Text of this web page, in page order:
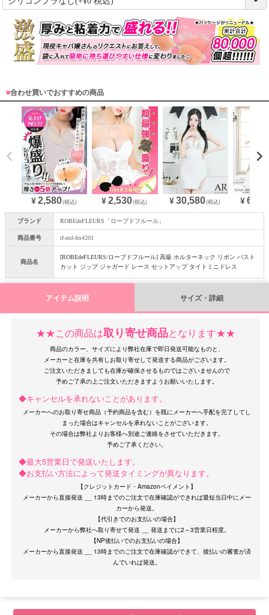
OriginalBrand
)
■合わせ買いでおすすめの商品
¥ 2,580(税込) ¥ 2,530(税込) ¥ 30,580(税込) ¥
ブランド ROBEdeFLEURS「ローブドフルール」
商品番号 rf-md-fm4201
商品名
[ROBEdeFLEURS/ローブドフルール] 高級 ホルターネック リボン バスト
カット ジップ ジャガード レース セットアップ タイトミニドレス
アイテム説明 サイズ・詳細
★★この商品は取り寄せ商品となります★★
商品のカラー、サイズにより弊社在庫で即日発送可能なものと、
メーカーと在庫を共有しお取り寄せして発送する商品がございます。
ご注文いただきましても在庫が確保させるものではございませんので
◆キャンセルを承れないことがあります。
メーカーへのお取り寄せ商品（予約商品を含む）を既にメーカーへ手配を完了してし
まった場合はキャンセルを承れないことがございます。
その場合は弊社よりお客様へ別途ご連絡をさせていただきます。
◆最大5営業日で発送いたします。
◆お支払い方法によって発送タイミングが異なります。
【クレジットカード・Amazonペイメント】
メーカーから直接発送 __ 13時までのご注文で在庫確認ができれば最短当日中にメー
カーから発送。
【代引きでのお支払いの場合】
メーカーから弊社へ取り寄せて発送 __ 発送までに2～3営業日程度。
【NP後払いでのお支払いの場合】
メーカーから直接発送 __ 13時までのご注文で在庫確認ができて、後払いの審査が済